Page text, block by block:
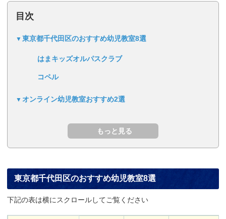
目次
東京都千代田区のおすすめ幼児教室8選
はまキッズオルパスクラブ
コペル
オンライン幼児教室おすすめ2選
東京都千代田区のおすすめ幼児教室8選
下記の表は横にスクロールしてご覧ください